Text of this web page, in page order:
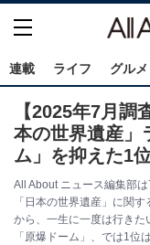
連載 ライフ グルメ
【2025年7月調
本の世界遺産」
ム」を抑えた1
All About ニュース編集部
「日本の世界遺産」に関
から、一生に一度は行き
「原爆ドーム」、では1位